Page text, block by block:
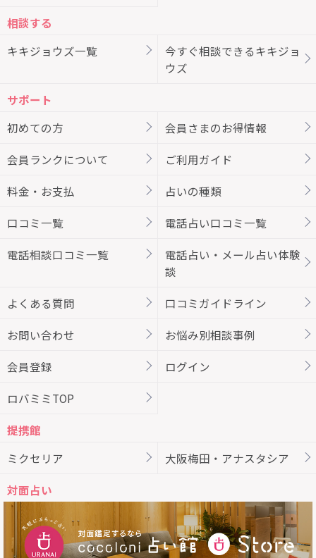
相談する
キキジョウズ一覧
今すぐ相談できるキキジョ
ウズ
サポート
初めての方
会員さまのお得情報
会員ランクについて ご利用ガイド
料金・お支払 占いの種類
口コミ一覧 電話占い口コミ一覧
電話相談口コミ一覧
電話占い・メール占い体験
談
よくある質問 口コミガイドライン
お問い合わせ お悩み別相談事例
会員登録 ログイン
ロバミミTOP
提携館
ミクセリア
大阪梅田・アナスタシア
対面占い